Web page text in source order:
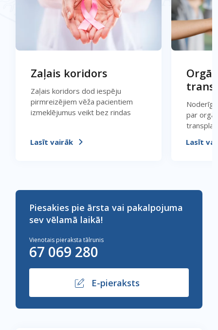
Zaļais koridors
Zaļais koridors dod iespēju
pirmreizējiem vēža pacientiem
izmeklējumus veikt bez rindas
Lasīt vairāk
par
Lasīt
Piesakies pie ārsta vai pakalpojuma
sev vēlamā laikā!
Vienotais pieraksta tālrunis
67 069 280
E-pieraksts